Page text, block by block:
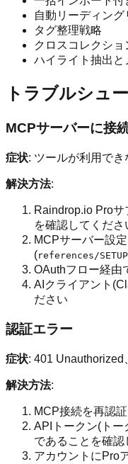
自動リーディング
タグ整理戦略
クロスコレクシ
ハイライト抽出と
トラブルシュ
MCPサーバーに接
症状: ツールが利用で
解決方法:
Raindrop.io Pro
を確認してくださ
MCPサーバー設
(references/
OAuthフロー経由
AIクライアント
ださい
認証エラー
症状: 401 Unauthorized
解決方法:
MCP接続を再認
APIトークン(トー
であることを確認
アカウントにPro